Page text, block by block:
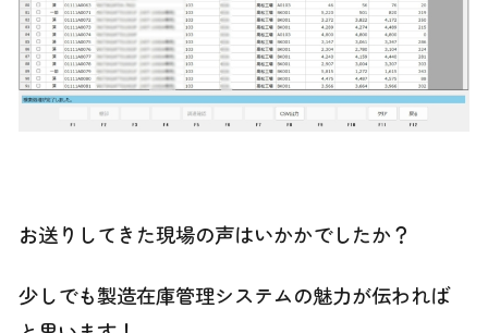
お送りしてきた現場の声はいかかでしたか？
少しでも製造在庫管理システムの魅力が伝われば